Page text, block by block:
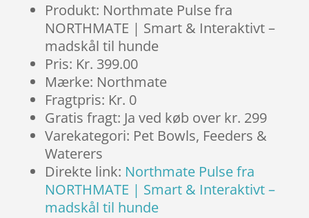
Produkt: Northmate Pulse fra
NORTHMATE | Smart & Interaktivt –
madskål til hunde
Pris: Kr. 399.00
Mærke: Northmate
Fragtpris: Kr. 0
Gratis fragt: Ja ved køb over kr. 299
Varekategori: Pet Bowls, Feeders &
Waterers
Direkte link: Northmate Pulse fra
NORTHMATE | Smart & Interaktivt –
madskål til hunde